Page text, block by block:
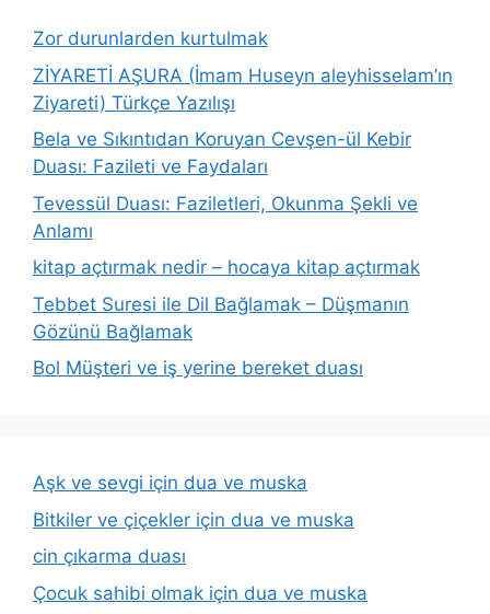
Zor durunlarden kurtulmak
ZİYARETİ AŞURA (İmam Huseyn aleyhisselam’ın
Ziyareti) Türkçe Yazılışı
Bela ve Sıkıntıdan Koruyan Cevşen-ül Kebir
Duası: Fazileti ve Faydaları
Tevessül Duası: Faziletleri, Okunma Şekli ve
Anlamı
kitap açtırmak nedir – hocaya kitap açtırmak
Tebbet Suresi ile Dil Bağlamak – Düşmanın
Gözünü Bağlamak
Bol Müşteri ve iş yerine bereket duası
Aşk ve sevgi için dua ve muska
Bitkiler ve çiçekler için dua ve muska
cin çıkarma duası
Çocuk sahibi olmak için dua ve muska